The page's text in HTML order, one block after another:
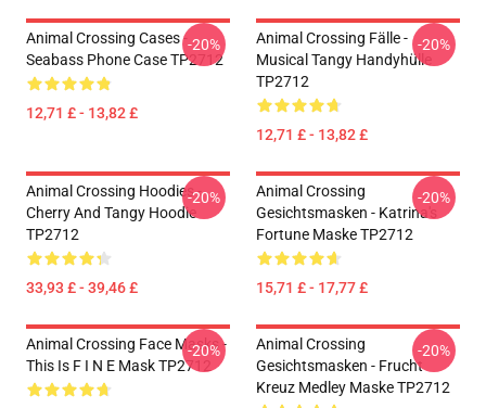
Animal Crossing Cases -
Seabass Phone Case TP2712
12,71 £ - 13,82 £
-20%
Animal Crossing Fälle -
Musical Tangy Handyhülle
TP2712
12,71 £ - 13,82 £
-20%
Animal Crossing Hoodies -
Cherry And Tangy Hoodie
TP2712
33,93 £ - 39,46 £
-20%
Animal Crossing
Gesichtsmasken - Katrina's
Fortune Maske TP2712
15,71 £ - 17,77 £
-20%
Animal Crossing Face Masks -
This Is F I N E Mask TP2712
-20%
Animal Crossing
Gesichtsmasken - Frucht
Kreuz Medley Maske TP2712
-20%